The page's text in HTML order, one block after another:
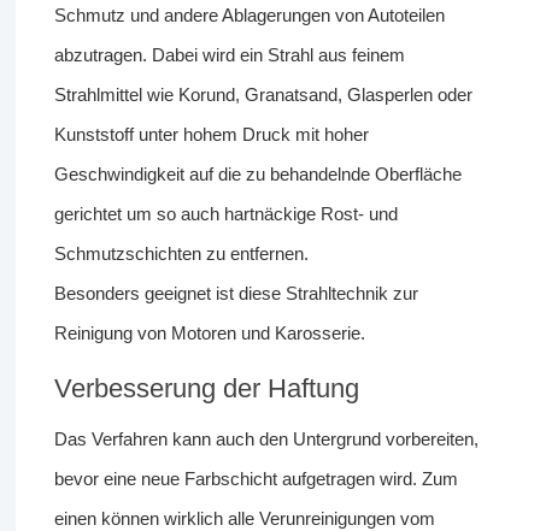
Schmutz und andere Ablagerungen von Autoteilen
abzutragen. Dabei wird ein Strahl aus feinem
Strahlmittel wie Korund, Granatsand, Glasperlen oder
Kunststoff unter hohem Druck mit hoher
Geschwindigkeit auf die zu behandelnde Oberfläche
gerichtet um so auch hartnäckige Rost- und
Schmutzschichten zu entfernen.
Besonders geeignet ist diese Strahltechnik zur
Reinigung von Motoren und Karosserie.
Verbesserung der Haftung
Das Verfahren kann auch den Untergrund vorbereiten,
bevor eine neue Farbschicht aufgetragen wird. Zum
einen können wirklich alle Verunreinigungen vom